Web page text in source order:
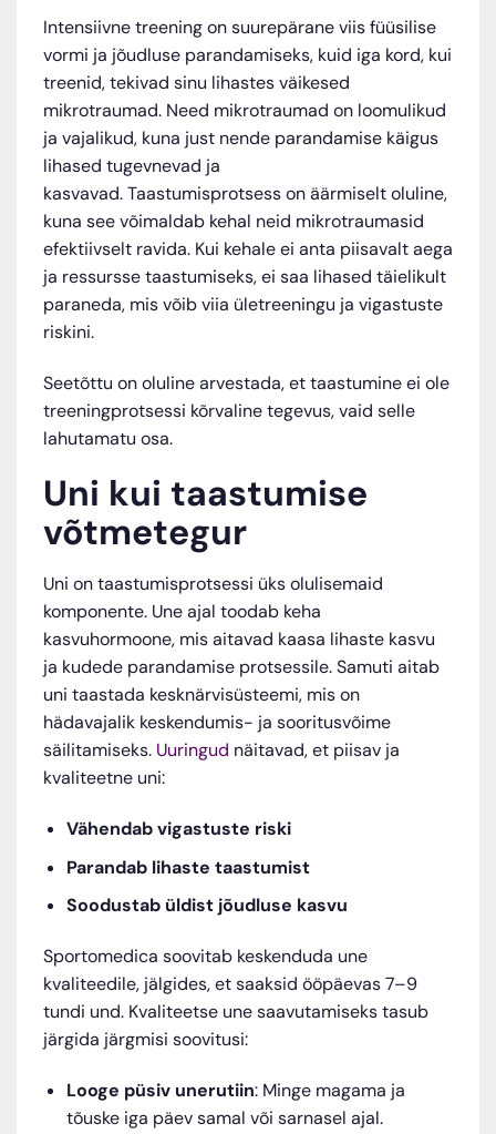
Intensiivne treening on suurepärane viis füüsilise
vormi ja jõudluse parandamiseks, kuid iga kord, kui
treenid, tekivad sinu lihastes väikesed
mikrotraumad. Need mikrotraumad on loomulikud
ja vajalikud, kuna just nende parandamise käigus
lihased tugevnevad ja
kasvavad. Taastumisprotsess on äärmiselt oluline,
kuna see võimaldab kehal neid mikrotraumasid
efektiivselt ravida. Kui kehale ei anta piisavalt aega
ja ressursse taastumiseks, ei saa lihased täielikult
paraneda, mis võib viia ületreeningu ja vigastuste
riskini.
Seetõttu on oluline arvestada, et taastumine ei ole
treeningprotsessi kõrvaline tegevus, vaid selle
lahutamatu osa.
Uni kui taastumise
võtmetegur
Uni on taastumisprotsessi üks olulisemaid
komponente. Une ajal toodab keha
kasvuhormoone, mis aitavad kaasa lihaste kasvu
ja kudede parandamise protsessile. Samuti aitab
uni taastada kesknärvisüsteemi, mis on
hädavajalik keskendumis- ja sooritusvõime
säilitamiseks. Uuringud näitavad, et piisav ja
kvaliteetne uni:
Vähendab vigastuste riski
Parandab lihaste taastumist
Soodustab üldist jõudluse kasvu
Sportomedica soovitab keskenduda une
kvaliteedile, jälgides, et saaksid ööpäevas 7–9
tundi und. Kvaliteetse une saavutamiseks tasub
järgida järgmisi soovitusi:
Looge püsiv unerutiin: Minge magama ja
tõuske iga päev samal või sarnasel ajal.